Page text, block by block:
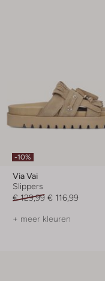
-10%
Via Vai
Slippers
€ 129,99 € 116,99
+ meer kleuren